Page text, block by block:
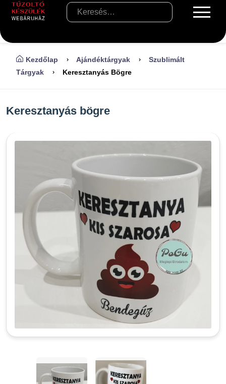
Kezdőlap Ajándéktárgyak
Szublimált
Tárgyak
Keresztanyás Bögre
Keresztanyás bögre